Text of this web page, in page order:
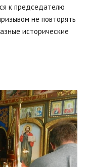
к председателю
не повторять
исторические